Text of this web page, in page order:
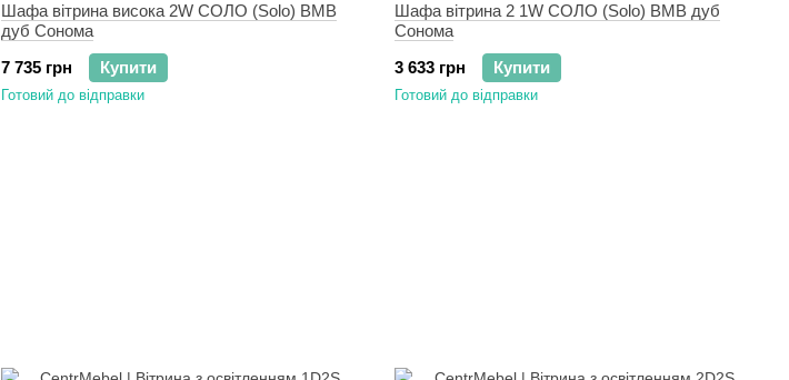
Шафа вітрина висока 2W СОЛО (Solo) ВМВ
дуб Сонома
7 735 грн
Купити
Готовий до відправки
Шафа вітрина 2 1W СОЛО (Solo) ВМВ дуб
Сонома
3 633 грн
Купити
Готовий до відправки